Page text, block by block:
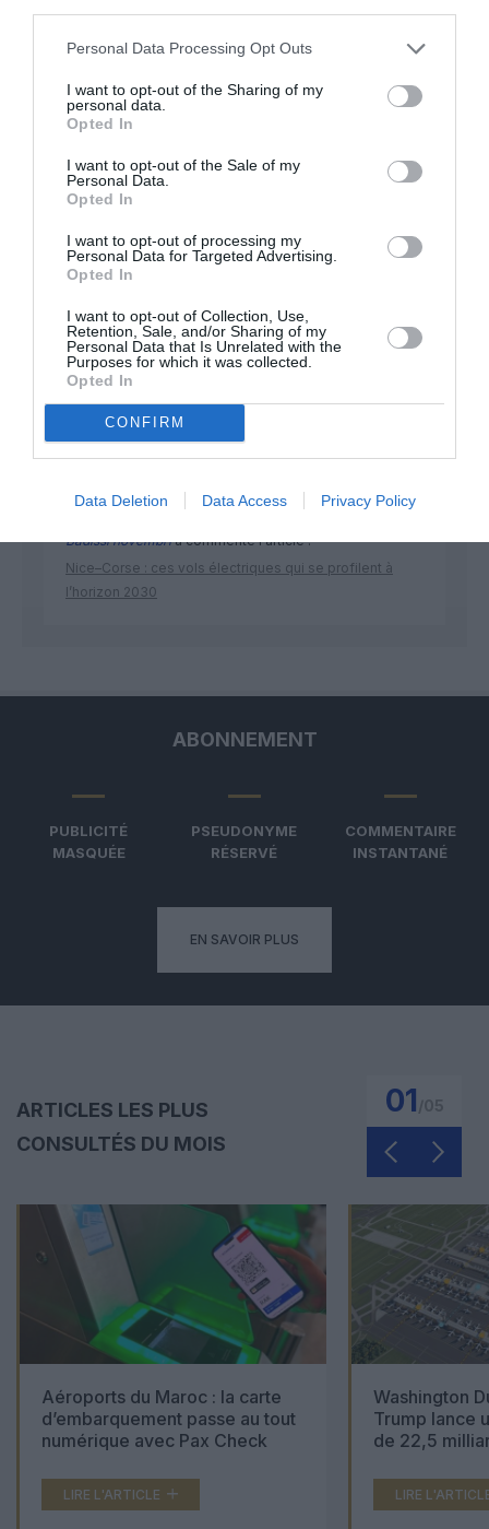
Personal Data Processing Opt Outs
I want to opt-out of the Sharing of my
personal data.
Opted In
I want to opt-out of the Sale of my
Personal Data.
Opted In
I want to opt-out of processing my
Personal Data for Targeted Advertising.
Opted In
I want to opt-out of Collection, Use,
Retention, Sale, and/or Sharing of my
Personal Data that Is Unrelated with the
Purposes for which it was collected.
Opted In
CONFIRM
Data Deletion Data Access Privacy Policy
Appel aux lecteurs !
Soutenez Air Journal participez
DERNIERS COMMENTAIRES
Mathématiquesa commenté l'article :
19 h 23 sans escale : le Boeing 777F de National
Airlines relie l’Écosse à l’Australie
Badissi novembria commenté l'article :
Nice–Corse : ces vols électriques qui se profilent à
l’horizon 2030
ABONNEMENT
PUBLICITÉ
MASQUÉE
PSEUDONYME
RÉSERVÉ
COMMENTAIRE
INSTANTANÉ
EN SAVOIR PLUS
ARTICLES LES PLUS
CONSULTÉS DU MOIS
01
Aéroports du Maroc : la carte
d’embarquement passe au tout
numérique avec Pax Check
LIRE L'ARTICLE
Washington
Trump lance
de 22,5
LIRE